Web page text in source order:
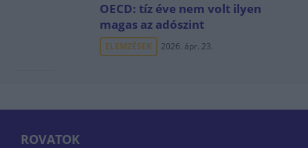
OECD: tíz éve nem volt ilyen
magas az adószint
ELEMZÉSEK 2026. ápr. 23.
ROVATOK